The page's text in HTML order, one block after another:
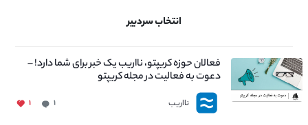
انتخاب سردبیر
فعالان حوزه کریپتو، نااریب یک خبر برای شما دارد! –
دعوت به فعالیت در مجله کریپتو
نااریب ۱ ۱